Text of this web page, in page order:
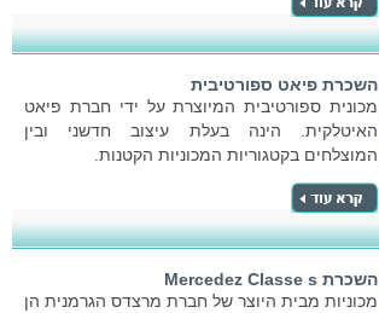
השכרת פיאט ספורטיבית
מכונית ספורטיבית המיוצרת על ידי חברת פיאט
האיטלקית. הינה בעלת עיצוב חדשני ובין
המוצלחים בקטגוריות המכוניות הקטנות.
השכרת Mercedez Classe s
מכוניות מבית היוצר של חברת מרצדס הגרמנית הן